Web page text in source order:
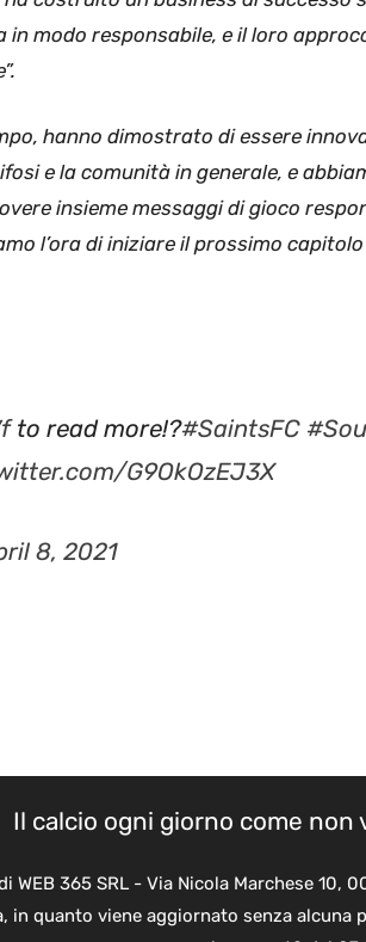
in modo responsabile, e il loro
hanno dimostrato di essere
e la comunità in generale, e
insieme messaggi di gioco
l’ora di iniziare il prossimo capitolo
G9OkOzEJ3X
in quanto viene aggiornato senza
legge n. 62 del